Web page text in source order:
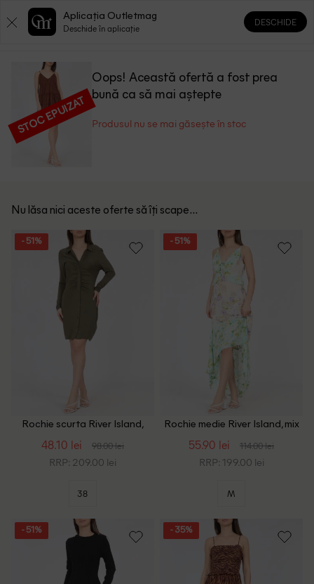
0 0
STOC EPUIZAT
Oops! Această ofertă a fost prea
bună ca să mai aștepte
Produsul nu se mai găsește în stoc
Nu lăsa nici aceste oferte să îți scape...
- 51%
Rochie scurta River Island,
48.10 lei 98.00 lei
RRP: 209.00 lei
38
- 51%
Rochie medie River Island, mix
55.90 lei 114.00 lei
RRP: 199.00 lei
M
- 51% - 35%
Aplicația Outletmag
Deschide în aplicație
DESCHIDE